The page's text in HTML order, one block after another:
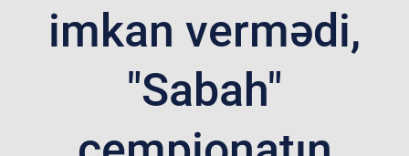
imkan vermədi,
"Sabah"